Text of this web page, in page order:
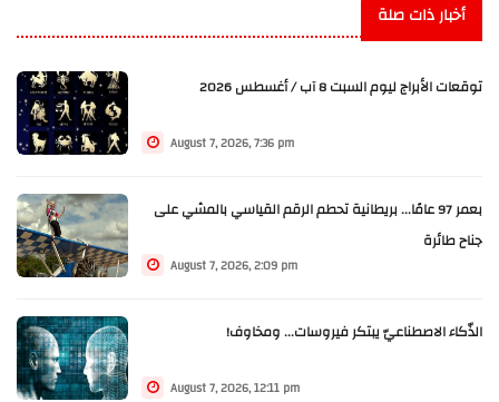
أخبار ذات صلة
توقعات الأبراج ليوم السبت 8 آب / أغسطس 2026
August 7, 2026, 7:36 pm
بعمر 97 عامًا... بريطانية تحطم الرقم القياسي بالمشي على
جناح طائرة
August 7, 2026, 2:09 pm
الذّكاء الاصطناعيّ يبتكر فيروسات... ومخاوف!
August 7, 2026, 12:11 pm